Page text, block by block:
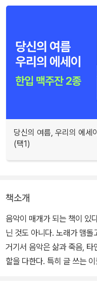
당신의 여름, 우리의 에세
(택1)
책소개
음악이 매개가 되는 책이 있
닌 것도 아니다. 노래가 맴돌
거기서 음악은 삶과 죽음, 타
할을 다한다. 특히 글 쓰는